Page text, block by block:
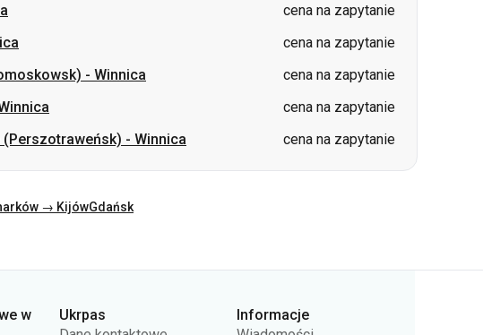
cena na zapytanie
cena na zapytanie
→ Kijów
Polityki prywatności
Zwrot biletów
Mapa strony